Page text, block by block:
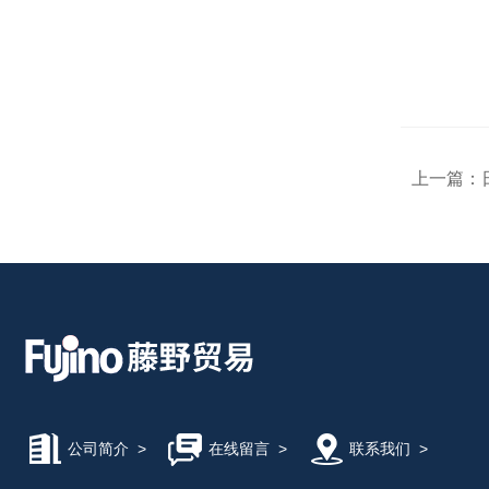
上一篇：
公司简介 > 在线留言> 联系我们 >